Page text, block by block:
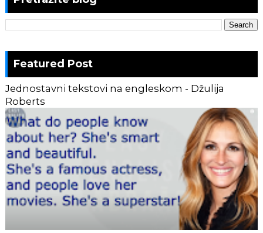
Featured Post
Jednostavni tekstovi na engleskom - Džulija
Roberts